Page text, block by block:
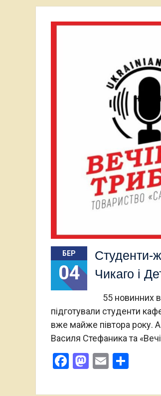
БЕР
04
Студенти-
Чикаго і
55 новинних
підготували студенти
вже майже півтора року.
Василя Стефаника та
Facebook
Mastodon
Email